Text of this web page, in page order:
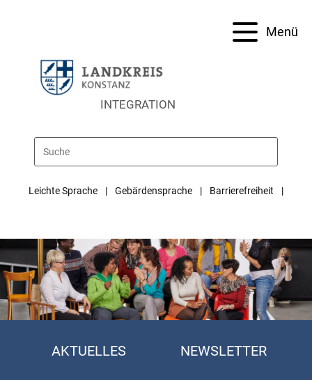
Menü
INTEGRATION
Leichte Sprache Gebärdensprache Barrierefreiheit
AKTUELLES NEWSLETTER